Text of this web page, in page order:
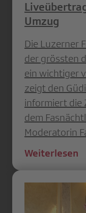
Umzug
Die Luzerner
der grössten
ein wichtiger
zeigt den
informiert die
dem
Moderatorin
Weiterlesen